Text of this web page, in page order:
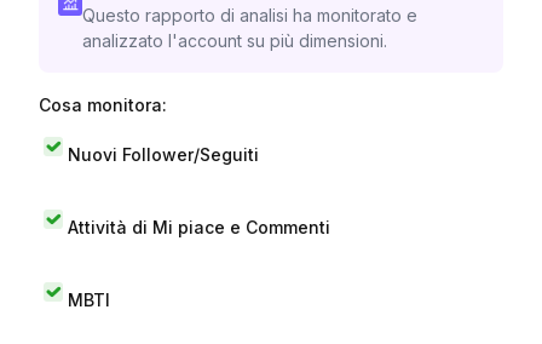
Questo rapporto di analisi ha monitorato e
analizzato l'account su più dimensioni.
Cosa monitora:
Nuovi Follower/Seguiti
Attività di Mi piace e Commenti
MBTI